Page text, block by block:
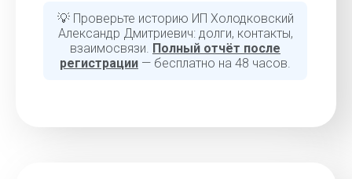
💡 Проверьте историю ИП Холодковский
Александр Дмитриевич: долги, контакты,
взаимосвязи. Полный отчёт после
регистрации — бесплатно на 48 часов.